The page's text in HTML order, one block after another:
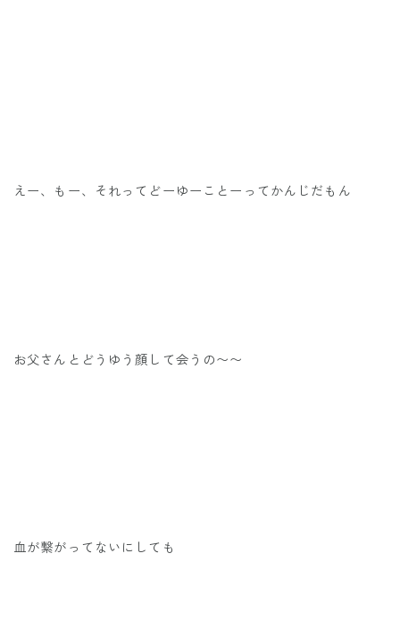
えー、もー、それってどーゆーことーってかんじだもん
お父さんとどうゆう顔して会うの〜〜
血が繋がってないにしても